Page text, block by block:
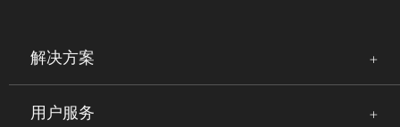
解决方案
用户服务